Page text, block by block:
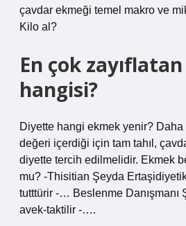
çavdar ekmeği temel makro ve
Kilo al?
En çok
hangisi?
Diyette hangi ekmek yenir?
değeri içerdiği için tam tahıl,
diyette tercih edilmelidir. Ekmek
mu? -Thisitian Şeyda
tutttürir -… Beslenme Danışmanı
avek-taktilir -….